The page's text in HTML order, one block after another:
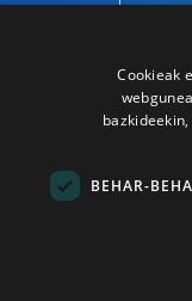
Cookieak
BEHAR-